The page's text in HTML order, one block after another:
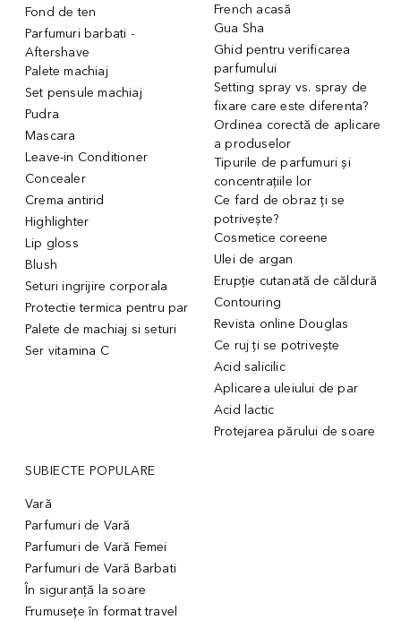
Fond de ten
Parfumuri barbati -
Aftershave
Palete machiaj
Set pensule machiaj
Pudra
Mascara
Leave-in Conditioner
Concealer
Crema antirid
Highlighter
Lip gloss
Blush
Seturi ingrijire corporala
Protectie termica pentru par
Palete de machiaj si seturi
Ser vitamina C
French acasă
Gua Sha
Ghid pentru verificarea
parfumului
Setting spray vs. spray de
fixare care este diferenta?
Ordinea corectă de aplicare
a produselor
Tipurile de parfumuri și
concentrațiile lor
Ce fard de obraz ți se
potrivește?
Cosmetice coreene
Ulei de argan
Erupție cutanată de căldură
Contouring
Revista online Douglas
Ce ruj ți se potrivește
Acid salicilic
Aplicarea uleiului de par
Acid lactic
Protejarea părului de soare
SUBIECTE POPULARE
Vară
Parfumuri de Vară
Parfumuri de Vară Femei
Parfumuri de Vară Barbati
În siguranță la soare
Frumusețe în format travel